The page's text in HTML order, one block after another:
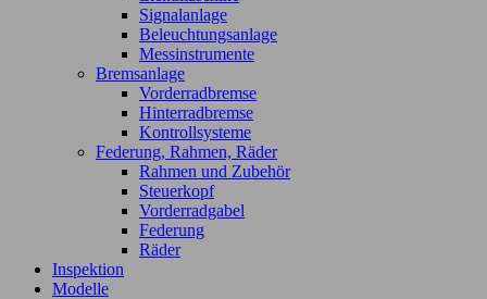
Signalanlage
Beleuchtungsanlage
Messinstrumente
Bremsanlage
Vorderradbremse
Hinterradbremse
Kontrollsysteme
Federung, Rahmen, Räder
Rahmen und Zubehör
Steuerkopf
Vorderradgabel
Federung
Räder
Inspektion
Modelle